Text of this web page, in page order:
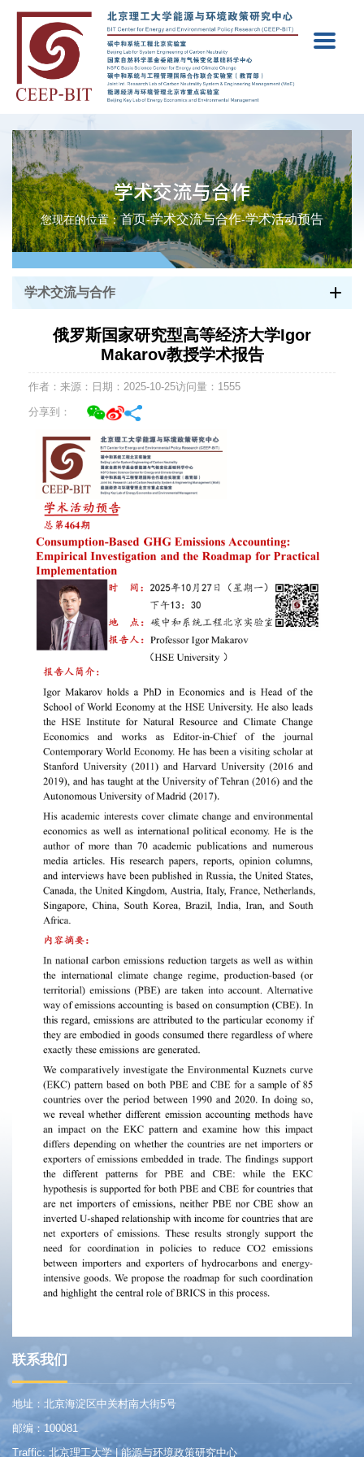
学术交流与合作
您现在的位置：首页-学术交流与合作-学术活动预告
学术交流与合作
俄罗斯国家研究型高等经济大学Igor
Makarov教授学术报告
作者： 来源： 日期：2025-10-25访问量： 1555
分享到：
联系我们
地址：北京海淀区中关村南大街5号
邮编：100081
Traffic: 北京理工大学 | 能源与环境政策研究中心